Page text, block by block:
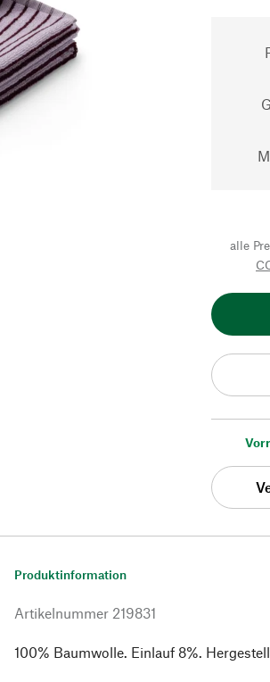
alle
Produktinformation
Artikelnummer 219831
100% Baumwolle. Einlauf 8%.